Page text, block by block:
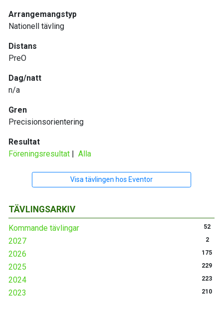
TÄVLINGSARKIV
Kommande tävlingar 52
2027 2
2026 175
2025 229
2024 223
2023 210
Arrangemangstyp
Nationell tävling
Distans
PreO
Dag/natt
n/a
Gren
Precisionsorientering
Resultat
Föreningsresultat | Alla
Visa tävlingen hos Eventor